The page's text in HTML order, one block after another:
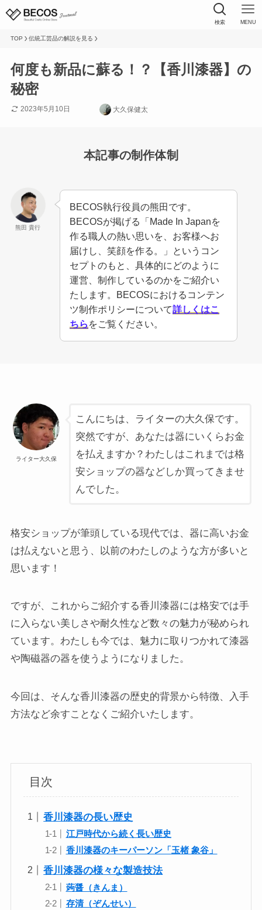
検索 MENU
TOP 伝統工芸品の解説を見る
何度も新品に蘇る！？【香川漆器】の
秘密
2023年5月10日 大久保健太
本記事の制作体制
熊田 貴行
BECOS執行役員の熊田です。
BECOSが掲げる「Made In Japanを
作る職人の熱い思いを、お客様へお
届けし、笑顔を作る。」というコン
セプトのもと、具体的にどのように
運営、制作しているのかをご紹介い
たします。BECOSにおけるコンテン
ツ制作ポリシーについて詳しくはこ
ちら をご覧ください。
ライター大久保
こんにちは、ライターの大久保です。
突然ですが、あなたは器にいくらお金
を払えますか？わたしはこれまでは格
安ショップの器などしか買ってきませ
んでした。
格安ショップが筆頭している現代では、器に高いお金
は払えないと思う、以前のわたしのような方が多いと
思います！
ですが、これからご紹介する香川漆器には格安では手
に入らない美しさや耐久性など数々の魅力が秘められ
ています。わたしも今では、魅力に取りつかれて漆器
や陶磁器の器を使うようになりました。
今回は、そんな香川漆器の歴史的背景から特徴、入手
方法など余すことなくご紹介いたします。
目次
香川漆器の長い歴史
江戸時代から続く長い歴史
香川漆器のキーパーソン「玉楮 象谷」
香川漆器の様々な製造技法
蒟醤（きんま）
存清（ぞんせい）